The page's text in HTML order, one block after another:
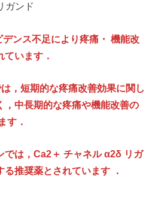
ガンド
ンス不足により疼痛・ 機能改
います．
，短期的な疼痛改善効果に関し
，中長期的な疼痛や機能改善の
す．
では，Ca2＋ チャネル α2δ リガ
推奨薬とされています ．